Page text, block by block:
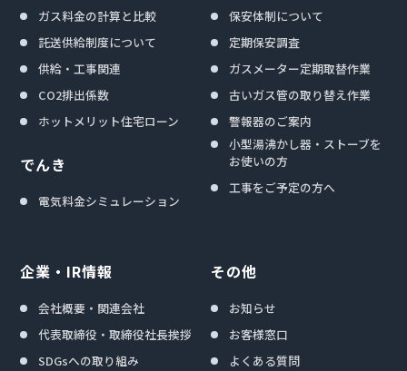
ガス料金の計算と比較
託送供給制度について
供給・工事関連
CO2排出係数
ホットメリット住宅ローン
でんき
電気料金シミュレーション
保安体制について
定期保安調査
ガスメーター定期取替作業
古いガス管の取り替え作業
警報器のご案内
小型湯沸かし器・ストーブを
お使いの方
工事をご予定の方へ
企業・IR情報
会社概要・関連会社
代表取締役・取締役社長挨拶
SDGsへの取り組み
その他
お知らせ
お客様窓口
よくある質問